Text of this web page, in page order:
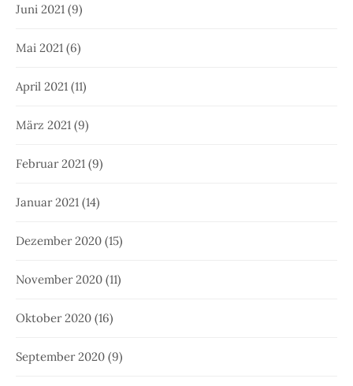
Juni 2021 (9)
Mai 2021 (6)
April 2021 (11)
März 2021 (9)
Februar 2021 (9)
Januar 2021 (14)
Dezember 2020 (15)
November 2020 (11)
Oktober 2020 (16)
September 2020 (9)